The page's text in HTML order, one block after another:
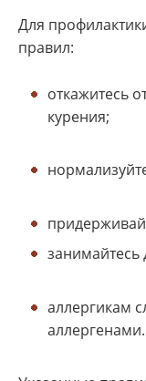
Для
правил:
откажитесь
курения;
занимайтесь
аллергикам
аллергенами.